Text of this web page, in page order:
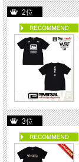
2位
3位